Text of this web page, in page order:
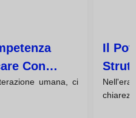
Con
umana, ci
Il